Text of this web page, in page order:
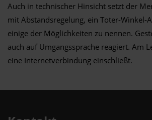
Auch in technischer Hinsicht setzt der
mit Abstandsregelung, ein Toter-Winkel-
einige der Möglichkeiten zu nennen.
auch auf Umgangssprache reagiert. Am
eine Internetverbindung einschließt.